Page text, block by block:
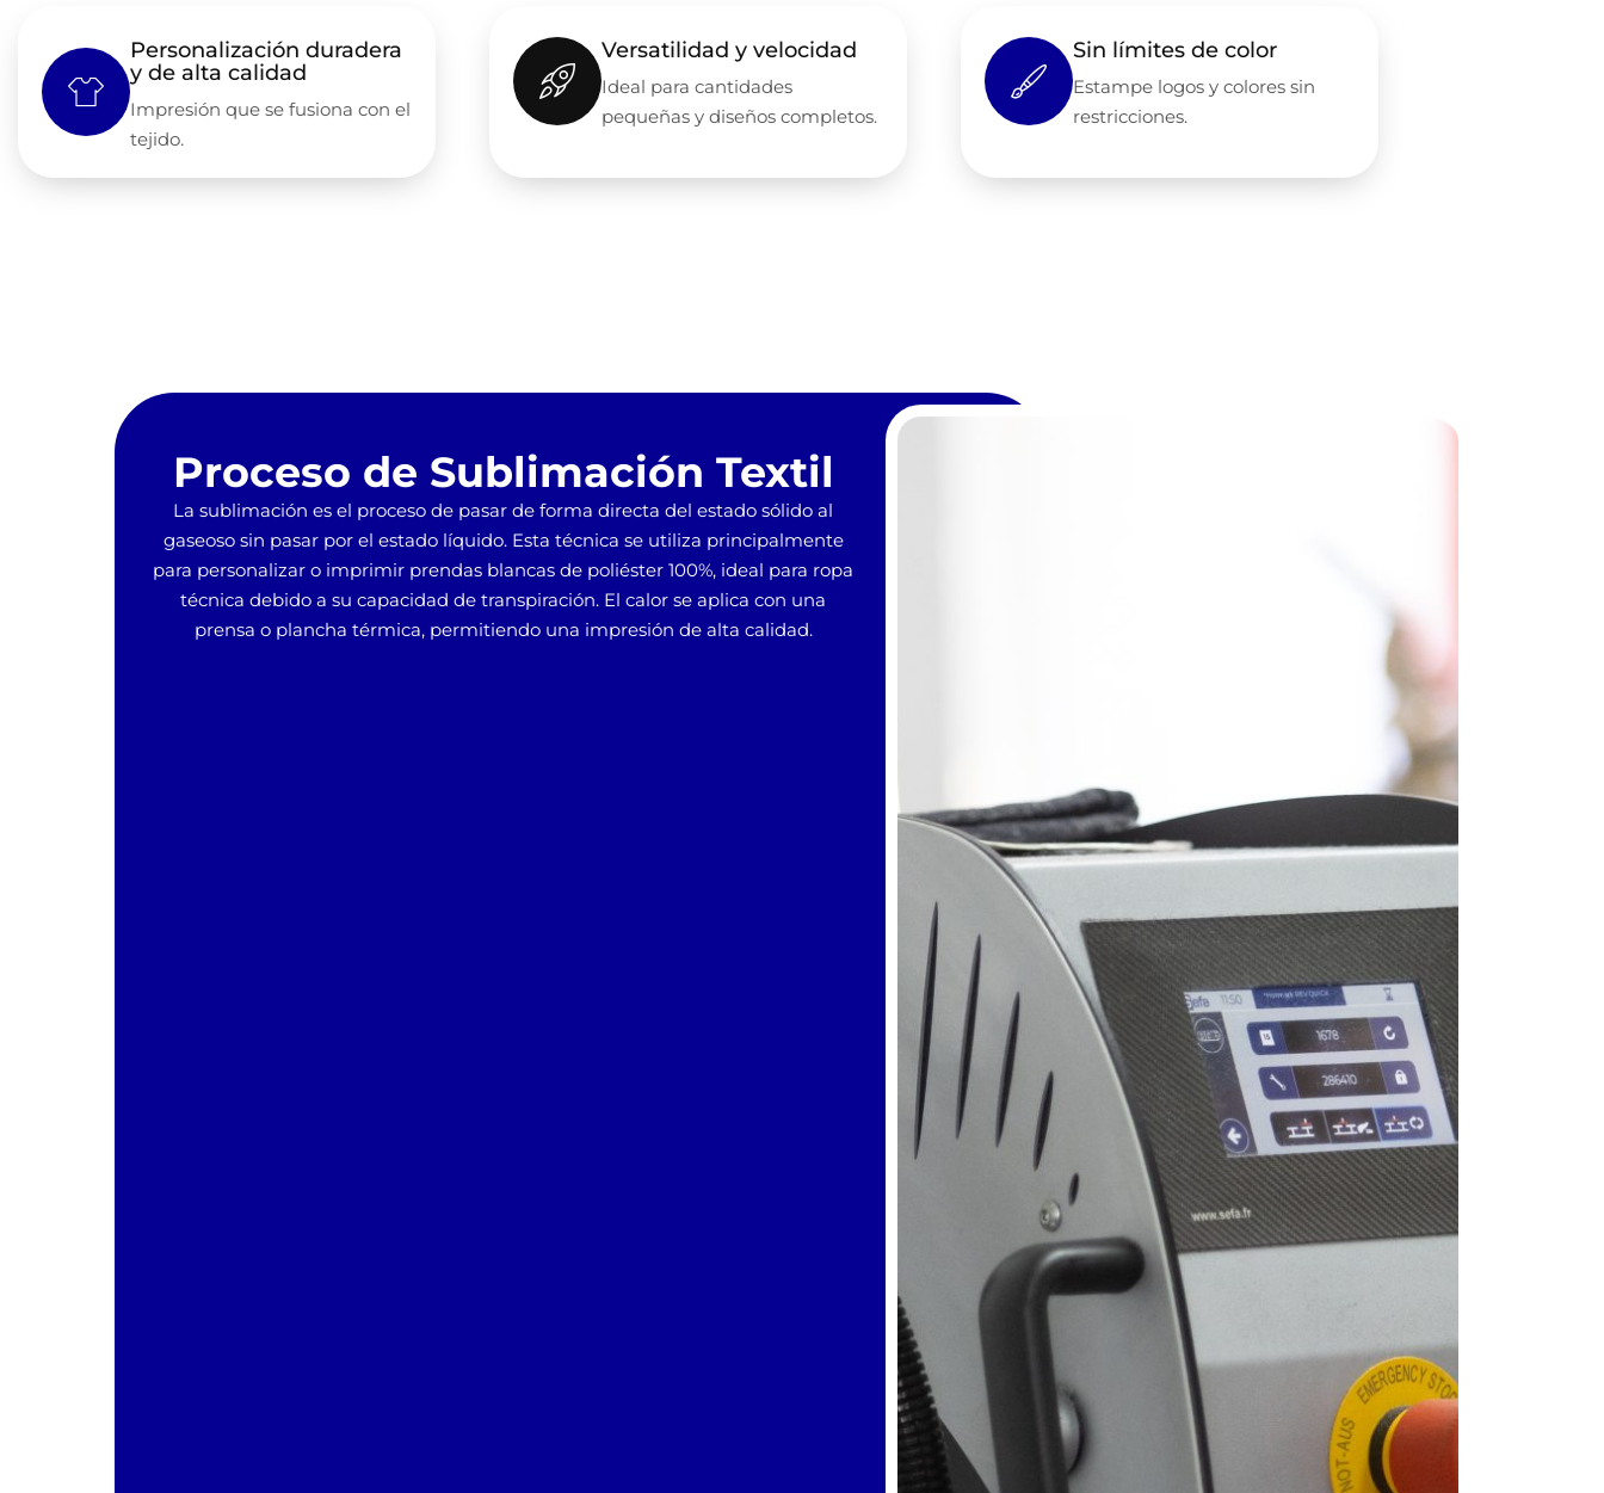
Personalización duradera
y de alta calidad
Impresión que se fusiona con el
tejido.
Versatilidad y velocidad
Ideal para cantidades
pequeñas y diseños completos.
Sin límites de color
Estampe logos y colores sin
restricciones.
Proceso de Sublimación Textil
La sublimación es el proceso de pasar de forma directa del estado sólido al
gaseoso sin pasar por el estado líquido. Esta técnica se utiliza principalmente
para personalizar o imprimir prendas blancas de poliéster 100%, ideal para ropa
técnica debido a su capacidad de transpiración. El calor se aplica con una
prensa o plancha térmica, permitiendo una impresión de alta calidad.